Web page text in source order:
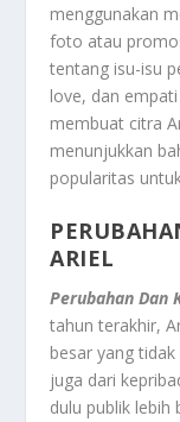
menggunakan
foto atau
tentang isu-isu
love, dan
membuat citra
menunjukkan
popularitas
ARIEL
Perubahan Dan
tahun terakhir,
besar yang
juga dari
dulu publik lebih